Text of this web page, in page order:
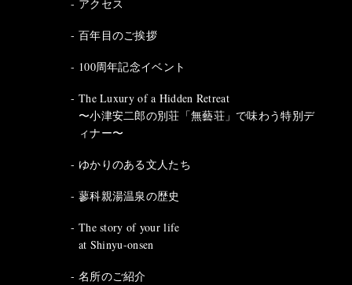
アクセス
百年目のご挨拶
100周年記念イベント
The Luxury of a Hidden Retreat
〜小津安二郎の別荘「無藝荘」で味わう特別デ
ィナー〜
ゆかりのある文人たち
蓼科親湯温泉の歴史
The story of your life
at Shinyu-onsen
名所のご紹介